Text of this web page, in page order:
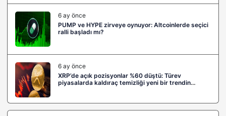
6 ay önce
PUMP ve HYPE zirveye oynuyor: Altcoinlerde seçici
ralli başladı mı?
6 ay önce
XRP’de açık pozisyonlar %60 düştü: Türev
piyasalarda kaldıraç temizliği yeni bir trendin